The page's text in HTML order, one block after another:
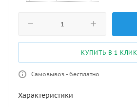
КУПИТЬ В 1 КЛИК
Самовывоз - бесплатно
Характеристики